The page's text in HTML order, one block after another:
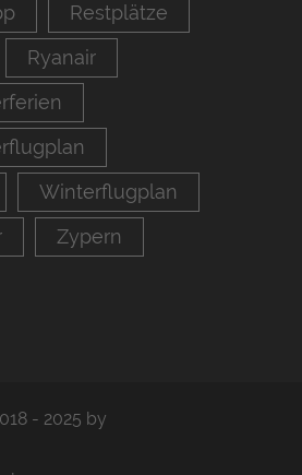
Restplätze
Ryanair
Winterflugplan
Zypern
- 2025 by